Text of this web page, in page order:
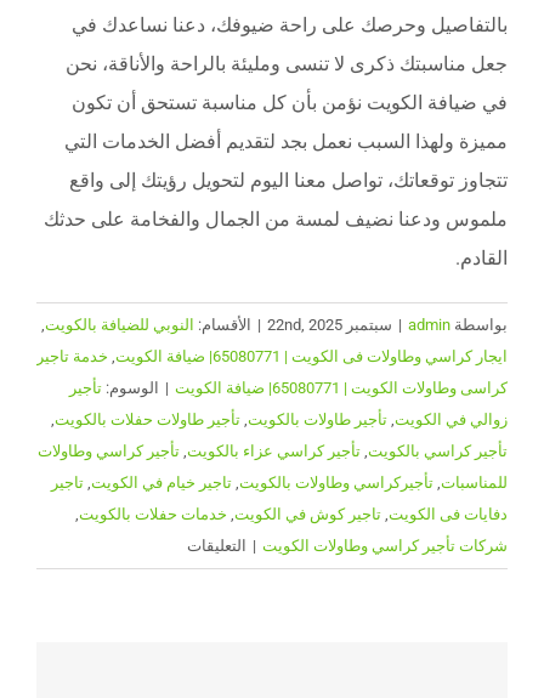
بالتفاصيل وحرصك على راحة ضيوفك، دعنا نساعدك في
جعل مناسبتك ذكرى لا تنسى ومليئة بالراحة والأناقة، نحن
في ضيافة الكويت نؤمن بأن كل مناسبة تستحق أن تكون
مميزة ولهذا السبب نعمل بجد لتقديم أفضل الخدمات التي
تتجاوز توقعاتك، تواصل معنا اليوم لتحويل رؤيتك إلى واقع
ملموس ودعنا نضيف لمسة من الجمال والفخامة على حدثك
القادم.
بواسطة admin
| سبتمبر 22nd, 2025 | الأقسام: النوبي للضيافة بالكويت,
ايجار كراسي وطاولات فى الكويت | 65080771| ضيافة الكويت
, خدمة تاجير
كراسى وطاولات الكويت | 65080771| ضيافة الكويت
| الوسوم: تأجير
زوالي في الكويت, تأجير طاولات بالكويت, تأجير طاولات حفلات بالكويت,
تأجير كراسي بالكويت, تأجير كراسي عزاء بالكويت, تأجير كراسي وطاولات
للمناسبات, تأجيركراسي وطاولات بالكويت, تاجير خيام في الكويت, تاجير
دفايات فى الكويت, تاجير كوش في الكويت, خدمات حفلات بالكويت,
شركات تأجير كراسي وطاولات الكويت | التعليقات